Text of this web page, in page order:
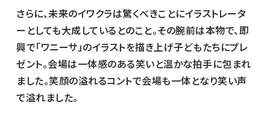
さらに、未来のイワクラは驚くべきことにイラストレータ
ーとしても大成しているとのこと。その腕前は本物で、即
興で「ワニーサ」のイラストを描き上げ子どもたちにプレ
ゼント。会場は一体感のある笑いと温かな拍手に包まれ
ました。笑顔の溢れるコントで会場も一体となり笑い声
で溢れました。